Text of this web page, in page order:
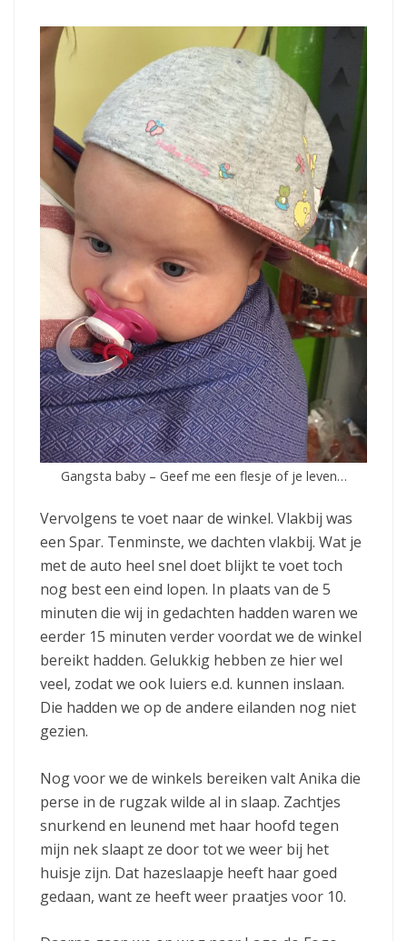
Gangsta baby – Geef me een flesje of je leven…
Vervolgens te voet naar de winkel. Vlakbij was
een Spar. Tenminste, we dachten vlakbij. Wat je
met de auto heel snel doet blijkt te voet toch
nog best een eind lopen. In plaats van de 5
minuten die wij in gedachten hadden waren we
eerder 15 minuten verder voordat we de winkel
bereikt hadden. Gelukkig hebben ze hier wel
veel, zodat we ook luiers e.d. kunnen inslaan.
Die hadden we op de andere eilanden nog niet
gezien.
Nog voor we de winkels bereiken valt Anika die
perse in de rugzak wilde al in slaap. Zachtjes
snurkend en leunend met haar hoofd tegen
mijn nek slaapt ze door tot we weer bij het
huisje zijn. Dat hazeslaapje heeft haar goed
gedaan, want ze heeft weer praatjes voor 10.